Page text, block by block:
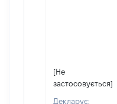
[Не
застосовується]
Декларує: